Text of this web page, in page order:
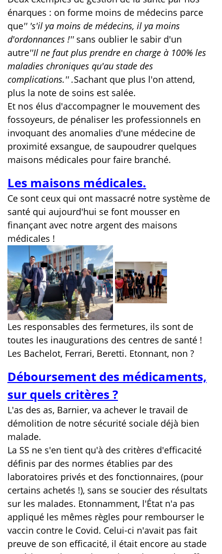
énarques : on forme moins de médecins parce
que'' 's'il ya moins de médecins, il ya moins
d'ordonnances !'' sans oublier le sabir d'un
autre''Il ne faut plus prendre en charge à 100% les
maladies chroniques qu'au stade des
complications.'' .Sachant que plus l'on attend,
plus la note de soins est salée.
Et nos élus d'accompagner le mouvement des
fossoyeurs, de pénaliser les professionnels en
invoquant des anomalies d'une médecine de
proximité exsangue, de saupoudrer quelques
maisons médicales pour faire branché.
Les maisons médicales.
Ce sont ceux qui ont massacré notre système de
santé qui aujourd'hui se font mousser en
finançant avec notre argent des maisons
médicales !
Les responsables des fermetures, ils sont de
toutes les inaugurations des centres de santé !
Les Bachelot, Ferrari, Beretti. Etonnant, non ?
Déboursement des médicaments,
sur quels critères ?
L'as des as, Barnier, va achever le travail de
démolition de notre sécurité sociale déjà bien
malade.
La SS ne s'en tient qu'à des critères d'efficacité
définis par des normes établies par des
laboratoires privés et des fonctionnaires, (pour
certains achetés !), sans se soucier des résultats
sur les malades. Etonnamment, l'État n'a pas
appliqué les mêmes règles pour rembourser le
vaccin contre le Covid. Celui-ci n'avait pas fait
preuve de son efficacité, il était encore au stade